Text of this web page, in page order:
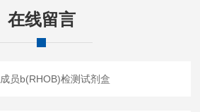
在线留言